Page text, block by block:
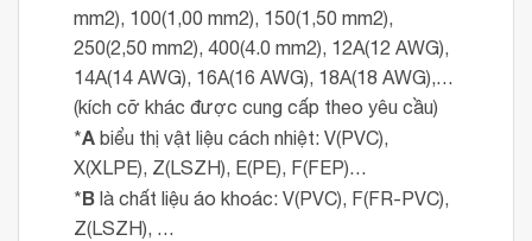
mm2), 100(1,00 mm2), 150(1,50 mm2),
250(2,50 mm2), 400(4.0 mm2), 12A(12 AWG),
14A(14 AWG), 16A(16 AWG), 18A(18 AWG),…
(kích cỡ khác được cung cấp theo yêu cầu)
*A biểu thị vật liệu cách nhiệt: V(PVC),
X(XLPE), Z(LSZH), E(PE), F(FEP)…
*B là chất liệu áo khoác: V(PVC), F(FR-PVC),
Z(LSZH), …